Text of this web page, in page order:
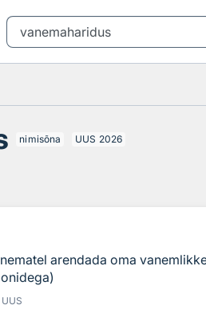
nimisõna UUS 2026
arendada oma
UUS